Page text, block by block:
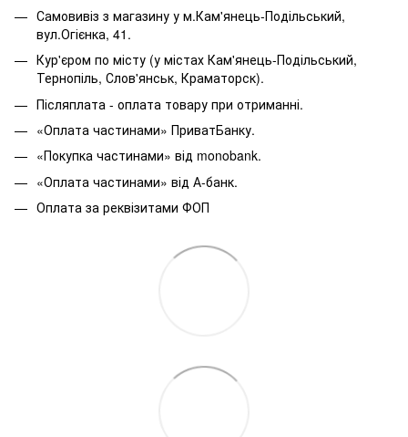
Самовивіз з магазину у м.Кам'янець-Подільський,
вул.Огієнка, 41.
Кур'єром по місту (у містах Кам'янець-Подільський,
Тернопіль, Слов'янськ, Краматорск).
Післяплата - оплата товару при отриманні.
«Оплата частинами» ПриватБанку.
«Покупка частинами» від monobank.
«Оплата частинами» від А-банк.
Оплата за реквізитами ФОП